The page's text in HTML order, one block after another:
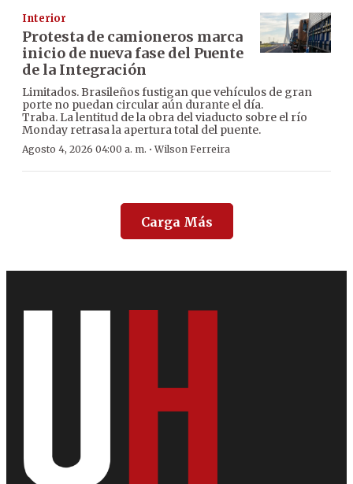
Interior
Protesta de camioneros marca
inicio de nueva fase del Puente
de la Integración
Limitados. Brasileños fustigan que vehículos de gran
porte no puedan circular aún durante el día.
Traba. La lentitud de la obra del viaducto sobre el río
Monday retrasa la apertura total del puente.
Agosto 4, 2026 04:00 a. m. ·Wilson Ferreira
Carga Más